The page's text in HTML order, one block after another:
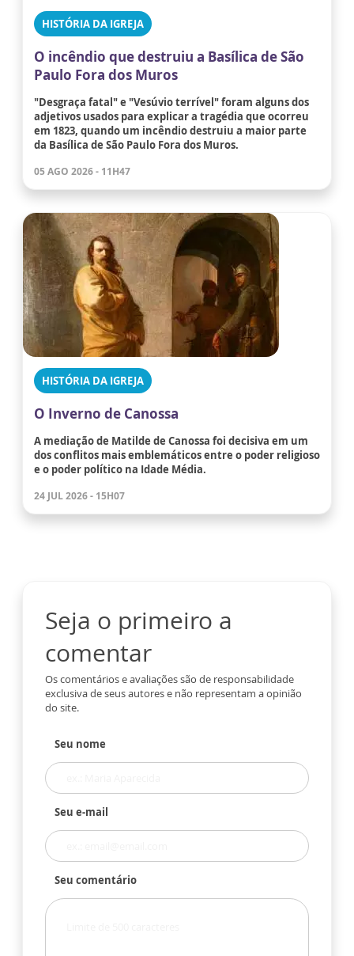
HISTÓRIA DA IGREJA
O incêndio que destruiu a Basílica de São
Paulo Fora dos Muros
"Desgraça fatal" e "Vesúvio terrível" foram alguns dos
adjetivos usados para explicar a tragédia que ocorreu
em 1823, quando um incêndio destruiu a maior parte
da Basílica de São Paulo Fora dos Muros.
05 AGO 2026 - 11H47
HISTÓRIA DA IGREJA
O Inverno de Canossa
A mediação de Matilde de Canossa foi decisiva em um
dos conflitos mais emblemáticos entre o poder religioso
e o poder político na Idade Média.
24 JUL 2026 - 15H07
Seja o primeiro a
comentar
Os comentários e avaliações são de responsabilidade
exclusiva de seus autores e não representam a opinião
do site.
Seu nome
Seu e-mail
Seu comentário